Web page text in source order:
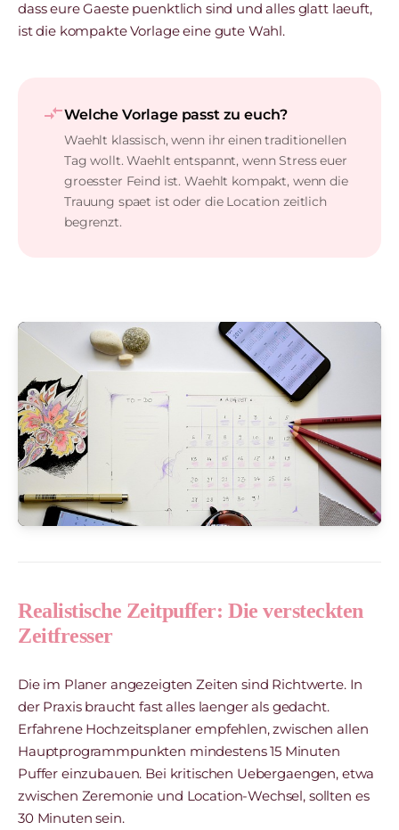
dass eure Gaeste puenktlich sind und alles glatt laeuft,
ist die kompakte Vorlage eine gute Wahl.
compare_arrowsWelche Vorlage passt zu euch?
Waehlt klassisch, wenn ihr einen traditionellen
Tag wollt. Waehlt entspannt, wenn Stress euer
groesster Feind ist. Waehlt kompakt, wenn die
Trauung spaet ist oder die Location zeitlich
begrenzt.
Realistische Zeitpuffer: Die versteckten
Zeitfresser
Die im Planer angezeigten Zeiten sind Richtwerte. In
der Praxis braucht fast alles laenger als gedacht.
Erfahrene Hochzeitsplaner empfehlen, zwischen allen
Hauptprogrammpunkten mindestens 15 Minuten
Puffer einzubauen. Bei kritischen Uebergaengen, etwa
zwischen Zeremonie und Location-Wechsel, sollten es
30 Minuten sein.